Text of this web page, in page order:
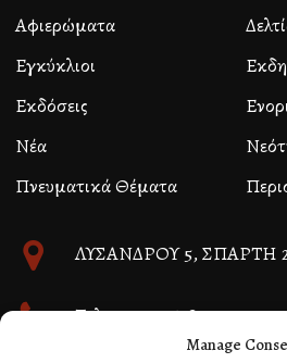
Manage
Αφιερώματα
Εγκύκλιοι
Εκδόσεις
Νέα
Πνευματικά Θέματα
ΛΥΣΑΝΔΡΟΥ 5, ΣΠΑΡΤΗ
Τηλ. 27310 26580 και